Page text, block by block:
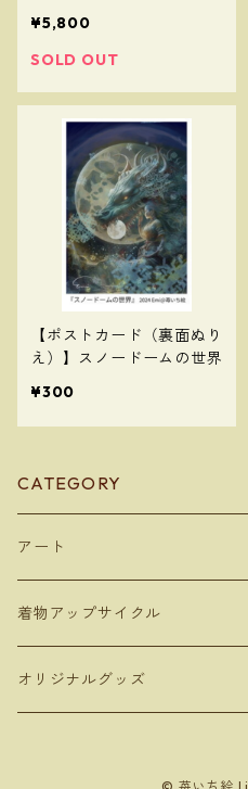
¥5,800
SOLD OUT
【ポストカード（裏面ぬり
え）】スノードームの世界
¥300
CATEGORY
アート
デジタルコンテンツ
デジタルアート
額装アート
着物アップサイクル
雑貨
オリジナルグッズ